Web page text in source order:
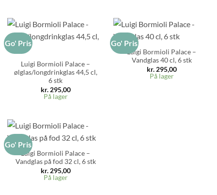
Go' Pris
Luigi Bormioli Palace –
ølglas/longdrinkglas 44,5 cl,
6 stk
kr.295,00
På lager
Go' Pris
Luigi Bormioli Palace –
Vandglas 40 cl, 6 stk
kr.295,00
På lager
Go' Pris
Luigi Bormioli Palace –
Vandglas på fod 32 cl, 6 stk
kr.295,00
På lager